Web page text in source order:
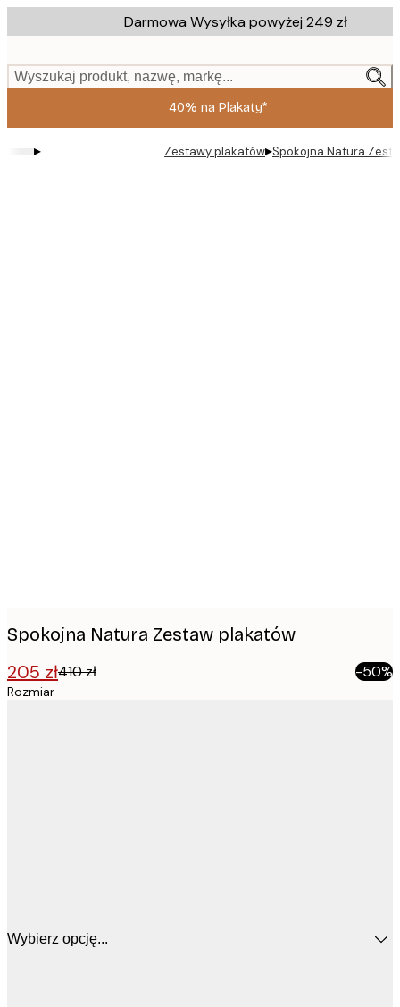
to
content.
Darmowa Wysyłka powyżej 249 zł
Wyszukaj produkt, nazwę, markę...
40% na Plakaty*
▸ Zestawy plakatów▸Spokojna Natura
Spokojna Natura Zestaw plakatów
205 zł410 zł -50%
Rozmiar
Wybierz opcję...